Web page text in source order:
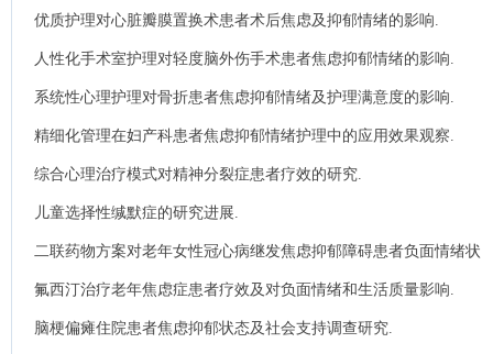
响.
优质护理对心脏瓣膜置换术患者术后焦虑及抑郁情绪的影响.
人性化手术室护理对轻度脑外伤手术患者焦虑抑郁情绪的影响.
系统性心理护理对骨折患者焦虑抑郁情绪及护理满意度的影响.
精细化管理在妇产科患者焦虑抑郁情绪护理中的应用效果观察.
综合心理治疗模式对精神分裂症患者疗效的研究.
儿童选择性缄默症的研究进展.
二联药物方案对老年女性冠心病继发焦虑抑郁障碍患者负面情绪状
态、实验室指标及心血管事件风险影响.
氟西汀治疗老年焦虑症患者疗效及对负面情绪和生活质量影响.
脑梗偏瘫住院患者焦虑抑郁状态及社会支持调查研究.